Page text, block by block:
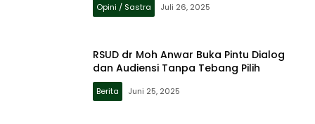
Opini / Sastra Juli 26, 2025
RSUD dr Moh Anwar Buka Pintu Dialog
dan Audiensi Tanpa Tebang Pilih
Berita Juni 25, 2025